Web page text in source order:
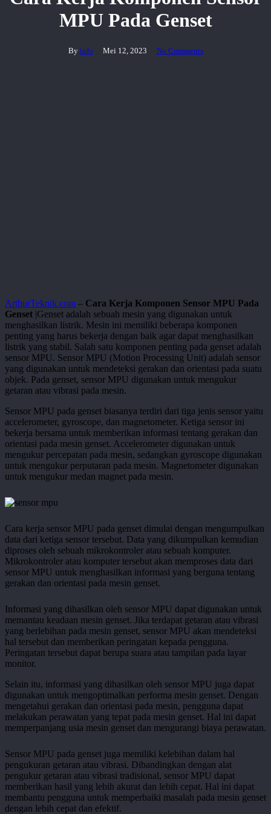
MPU Pada Genset
By info Mei 12, 2023 No Comments
ArthurTeknik.com – Cara Kerja Komponen Sensor MPU Pada
Genset |Genset adalah sebuah mesin yang digunakan untuk
menghasilkan listrik. Mesin ini memiliki beberapa komponen
penting yang harus bekerja dengan baik agar dapat menghasilkan
listrik yang stabil. Salah satu komponen penting pada genset adalah
sensor MPU. Sensor MPU (Motion Processing Unit) adalah sensor
yang digunakan untuk mendeteksi gerakan dan orientasi pada suatu
objek. Pada genset, sensor MPU digunakan untuk mengukur
getaran atau vibrasi pada mesin.
Sensor MPU pada genset biasanya terdiri dari tiga jenis sensor yaitu
accelerometer, gyroscope, dan magnetometer. Ketiga sensor ini
bekerja bersama untuk memberikan informasi tentang gerakan dan
orientasi pada mesin genset. Accelerometer digunakan untuk
mengukur percepatan pada mesin, sedangkan gyroscope digunakan
untuk mengukur perputaran pada mesin. Magnetometer digunakan
untuk mengukur medan magnet pada mesin.
Cara kerja sensor MPU pada genset dimulai dengan mengumpulkan
data dari ketiga sensor tersebut. Data yang dikumpulkan kemudian
diproses oleh sebuah mikrokontroler atau sebuah komputer.
Mikrokontroler atau komputer tersebut akan memproses data dari
sensor MPU untuk menghasilkan informasi yang berguna tentang
gerakan dan orientasi pada mesin genset.
Informasi yang dihasilkan oleh sensor MPU dapat digunakan untuk
memantau keadaan mesin genset. Jika terdapat getaran atau vibrasi
yang berlebihan pada mesin genset, sensor MPU akan mendeteksi
hal tersebut dan memberikan peringatan kepada pengguna.
Peringatan tersebut dapat berupa suara atau tampilan pada layar
monitor.
Selain itu, informasi yang dihasilkan oleh sensor MPU juga dapat
digunakan untuk mengoptimalkan performa mesin genset. Dengan
mengetahui gerakan dan orientasi pada mesin, pengguna dapat
melakukan perawatan yang tepat pada mesin genset. Hal ini dapat
memperpanjang usia mesin genset dan mengurangi biaya perawatan.
Sensor MPU pada genset juga memiliki kelebihan dalam hal
pengukuran getaran atau vibrasi. Dibandingkan dengan alat
pengukur getaran atau vibrasi tradisional, sensor MPU dapat
memberikan hasil yang lebih akurat dan lebih cepat. Hal ini dapat
membantu pengguna untuk memperbaiki masalah pada mesin genset
dengan lebih cepat dan efektif.